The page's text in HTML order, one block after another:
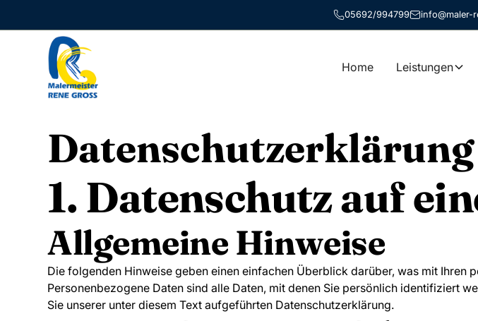
05692/994799 info@maler-
Home Leistungen
Datenschutz­erklärung
1. Datenschutz auf
Allgemeine Hinweise
Die folgenden Hinweise geben einen einfachen Überblick darüber, was mit Ihren
Personenbezogene Daten sind alle Daten, mit denen Sie persönlich identifiziert
Sie unserer unter diesem Text aufgeführten Datenschutzerklärung.